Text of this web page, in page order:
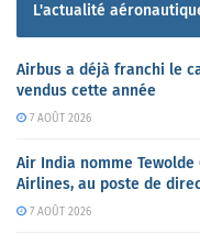
L'actualité
Airbus a déjà franchi le
vendus cette année
7 AOÛT 2026
Air India nomme
Airlines, au poste de
7 AOÛT 2026